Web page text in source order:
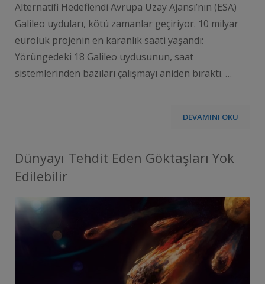
Alternatifi Hedeflendi Avrupa Uzay Ajansı’nın (ESA)
Galileo uyduları, kötü zamanlar geçiriyor. 10 milyar
euroluk projenin en karanlık saati yaşandı:
Yörüngedeki 18 Galileo uydusunun, saat
sistemlerinden bazıları çalışmayı aniden bıraktı. …
DEVAMINI OKU
Dünyayı Tehdit Eden Göktaşları Yok
Edilebilir